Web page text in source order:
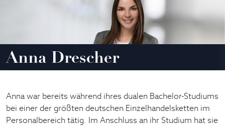
Anna Drescher
Anna war bereits während ihres dualen Bachelor-Studiums
bei einer der größten deutschen Einzelhandelsketten im
Personalbereich tätig. Im Anschluss an ihr Studium hat sie